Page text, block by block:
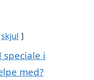
skjul
speciale i
med?